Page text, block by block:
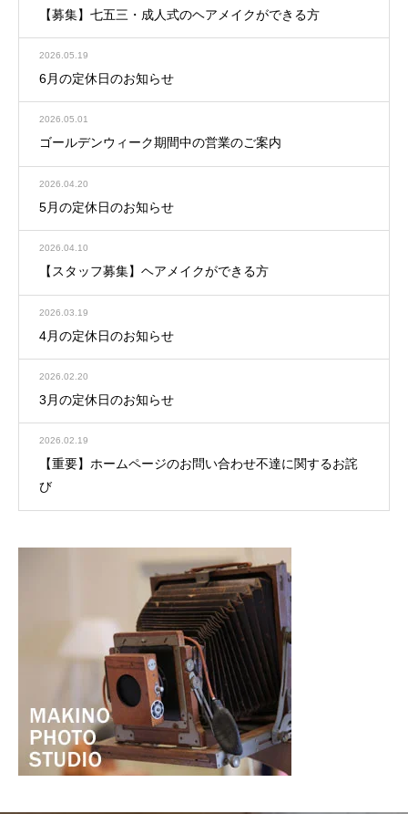
【募集】七五三・成人式のヘアメイクができる方
2026.05.19
6月の定休日のお知らせ
2026.05.01
ゴールデンウィーク期間中の営業のご案内
2026.04.20
5月の定休日のお知らせ
2026.04.10
【スタッフ募集】ヘアメイクができる方
2026.03.19
4月の定休日のお知らせ
2026.02.20
3月の定休日のお知らせ
2026.02.19
【重要】ホームページのお問い合わせ不達に関するお詫
び